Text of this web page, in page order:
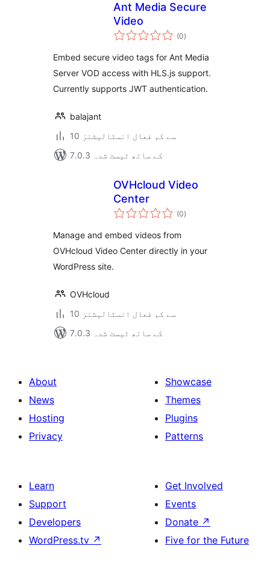
Ant Media Secure
Video
(0مجموعی
درجہ
)
Embed secure video tags for Ant Media
Server VOD access with HLS.js support.
Currently supports JWT authentication.
balajant
10 سے کم فعال انسٹالیشنز
7.0.3 کے ساتھ ٹیسٹ شدہ
OVHcloud Video
Center
(0مجموعی
درجہ
)
Manage and embed videos from
OVHcloud Video Center directly in your
WordPress site.
OVHcloud
10 سے کم فعال انسٹالیشنز
7.0.3 کے ساتھ ٹیسٹ شدہ
About
News
Hosting
Privacy
Showcase
Themes
Plugins
Patterns
Learn
Support
Developers
WordPress.tv ↗
Get Involved
Events
Donate ↗
Five for the Future